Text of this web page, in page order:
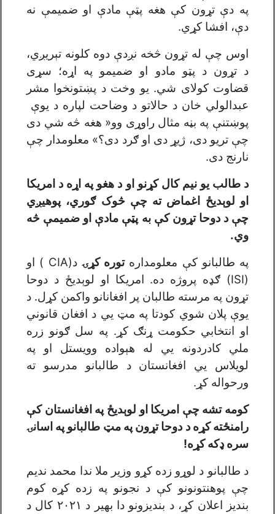
په دې تړون کې هغه پټې مادې او ضمیمې نه
دې، افشا کړي.
اوس چې له تړون څخه نږدې دوه کلونه تېریږي،
د تړون د پټو مادو او ضمیمو په اړه؛ سړی
قضاوت کولای شي. یو وخت د پښتونخوا مشر
عبدالولي خان د حالاتو د وضاحت لپاره د یوې
پوښتنې په بڼه مثال راوړی وو« هغه څه شي دی
چې تریو دی، ژیړ دی او ګرد دی؟» معلومدار چې
نارنج دی.
د طالب یو نیم کال کړنو او د هغو په اړه د امریکا
او لوېدیځ اغماض ته چې څوک ګوري، پوهیږي
چې د دوحا تړون کې به پټې مادې او ضمیمې څه
وي.
په طالبانو کې معلومدارهتوره کړۍ
د(CIA ) او
(ISI) ګډه پروژه ده. امریکا او لوېدیځ د دوحا
تړون په مرسته طالبان پر افغانانو واکمن کړل. د
یوې پلان شوي کودتا په مټ يي د افغان قانوني
او انتخابي حکومت ړنګ کړ. په سل ګونو زره
ملي کادردونه يي له هېواده وویستل او په
لویلاس يي افغانستان د طالبانو مدرسو ته
ورحواله کړ.
کومه تشه چې امریکا او لوېدیځ په افغانستان کې
رامنځته کړه د دوحا تړون په مټ طالبانو په اسانۍ
سره ډکه کړه!
د طالبانو د لوړو زده کړو وزیر ملا ندا محمد ندیم
چې پوهنتونونو کې د نجونو په زده کړه کوم
بندیز اعلان کړ، د بندیزونو دا بهیر د ۲۰۲۱ کال د